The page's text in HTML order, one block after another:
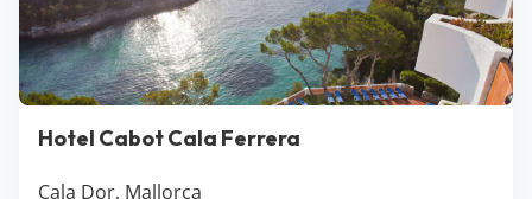
binnenkort te genieten van het Spaanse zonnetje op
één van de mooie stranden?
Hotel Cabot Cala Ferrera
Cala Dor, Mallorca